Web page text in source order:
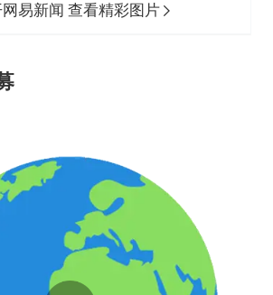
易新闻 查看精彩图片